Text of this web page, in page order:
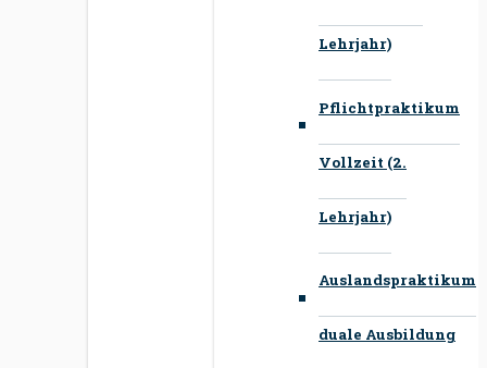
Lehrjahr)
Pflichtpraktikum
Vollzeit (2.
Lehrjahr)
Auslandspraktikum
duale Ausbildung